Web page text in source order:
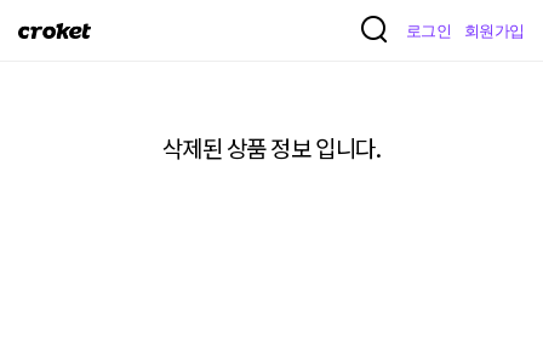
크
로그인 회원가입
삭제된 상품 정보 입니다.